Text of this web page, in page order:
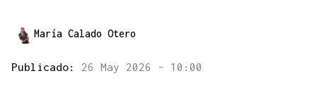
María Calado Otero
Publicado: 26 May 2026 - 10:00